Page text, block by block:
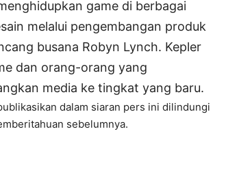
game di berbagai
melalui pengembangan produk
busana Robyn Lynch. Kepler
dan orang-orang yang
media ke tingkat yang baru.
dalam siaran pers ini dilindungi
sebelumnya.